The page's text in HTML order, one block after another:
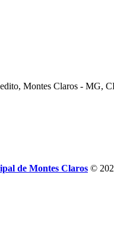
Montes Claros - MG,
de Montes Claros ©